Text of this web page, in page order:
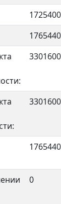
0